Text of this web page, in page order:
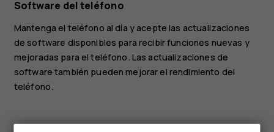
Nokia
G10
Software del teléfono
Mantenga el teléfono al día y acepte las actualizaciones
de software disponibles para recibir funciones nuevas y
mejoradas para el teléfono. Las actualizaciones de
software también pueden mejorar el rendimiento del
teléfono.